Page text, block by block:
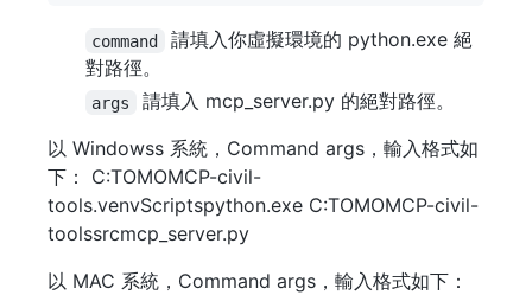
command
請填入你虛擬環境的 python.exe 絕
對路徑。
args
請填入 mcp_server.py 的絕對路徑。
以 Windowss 系統，Command args，輸入格式如
下： C:TOMOMCP-civil-
tools.venvScriptspython.exe C:TOMOMCP-civil-
toolssrcmcp_server.py
以 MAC 系統，Command args，輸入格式如下：